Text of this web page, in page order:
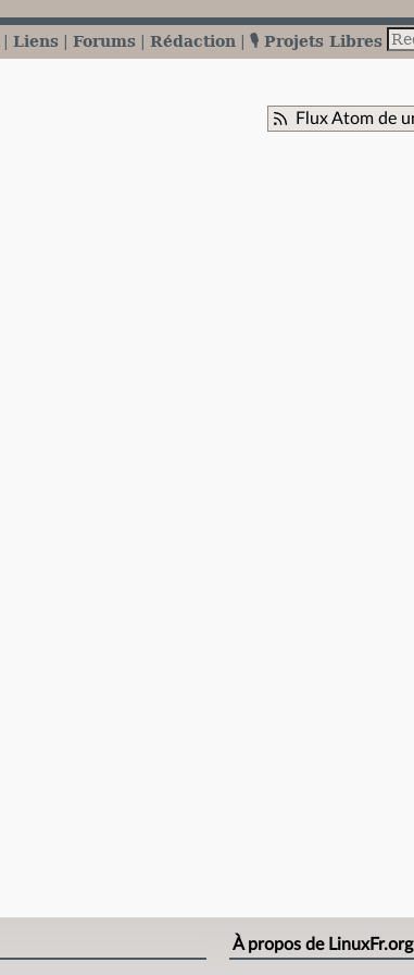
Liens Forums Rédaction 🎙️ Projets Libres
Flux Atom de
À propos de LinuxFr.org